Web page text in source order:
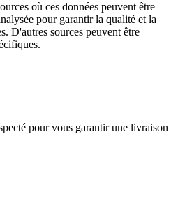
où ces données peuvent être
pour garantir la qualité et la
D'autres sources peuvent être
pour vous garantir une livraison